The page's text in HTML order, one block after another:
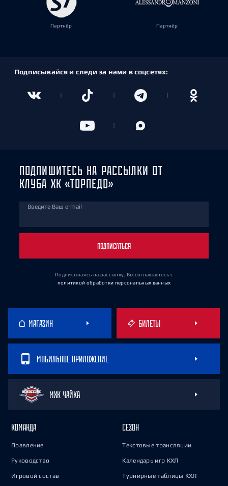
Партнёр Партнёр
Подписывайся и следи за нами в соцсетях:
ПОДПИШИТЕСЬ НА РАССЫЛКИ ОТ
КЛУБА ХК «ТОРПЕДО»
Введите Ваш e-mail
ПОДПИСАТЬСЯ
Подписываясь на рассылку, Вы соглашаетесь с
политикой обработки персональных данных
МАГАЗИН БИЛЕТЫ
МОБИЛЬНОЕ ПРИЛОЖЕНИЕ
МХК ЧАЙКА
КОМАНДА
Правление
Руководство
Игровой состав
СЕЗОН
Текстовые трансляции
Календарь игр КХЛ
Турнирные таблицы КХЛ